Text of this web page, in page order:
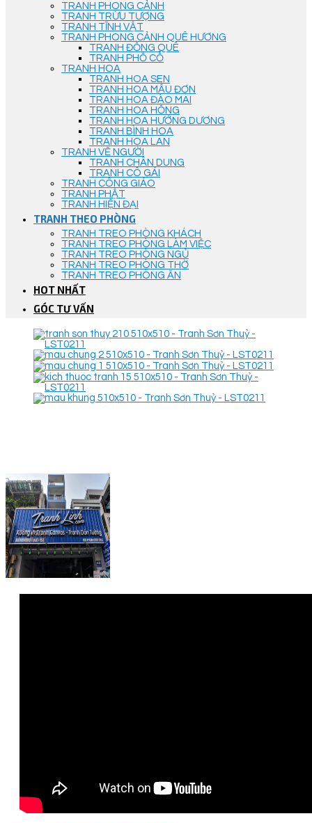
TRANH PHONG CẢNH
TRANH TRỪU TƯỢNG
TRANH TĨNH VẬT
TRANH PHONG CẢNH QUÊ HƯƠNG
TRANH ĐỒNG QUÊ
TRANH PHỐ CỔ
TRANH HOA
TRANH HOA SEN
TRANH HOA MẪU ĐƠN
TRANH HOA ĐÀO MAI
TRANH HOA HỒNG
TRANH HOA HƯỚNG DƯƠNG
TRANH BÌNH HOA
TRANH HOA LAN
TRANH VẼ NGƯỜI
TRANH CHÂN DUNG
TRANH CÔ GÁI
TRANH CÔNG GIÁO
TRANH PHẬT
TRANH HIỆN ĐẠI
TRANH THEO PHÒNG
TRANH TREO PHÒNG KHÁCH
TRANH TREO PHÒNG LÀM VIỆC
TRANH TREO PHÒNG NGỦ
TRANH TREO PHÒNG THỜ
TRANH TREO PHÒNG ĂN
HOT NHẤT
GÓC TƯ VẤN